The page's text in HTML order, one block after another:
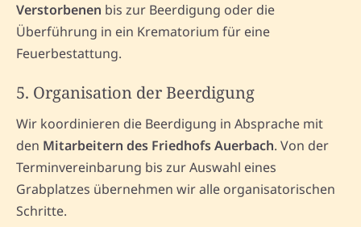
Verstorbenen bis zur Beerdigung oder die
Überführung in ein Krematorium für eine
Feuerbestattung.
5. Organisation der Beerdigung
Wir koordinieren die Beerdigung in Absprache mit
den Mitarbeitern des Friedhofs Auerbach. Von der
Terminvereinbarung bis zur Auswahl eines
Grabplatzes übernehmen wir alle organisatorischen
Schritte.